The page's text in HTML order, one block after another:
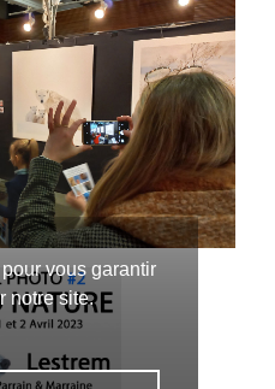
vous garantir
notre site.